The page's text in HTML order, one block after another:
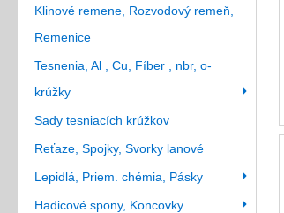
Klinové remene, Rozvodový remeň,
Remenice
Tesnenia, Al , Cu, Fíber , nbr, o-
krúžky
Sady tesniacích krúžkov
Reťaze, Spojky, Svorky lanové
Lepidlá, Priem. chémia, Pásky
Hadicové spony, Koncovky